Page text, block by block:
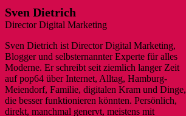
Sven Dietrich
Director Digital Marketing
Sven Dietrich ist Director Digital Marketing,
Blogger und selbsternannter Experte für alles
Moderne. Er schreibt seit ziemlich langer Zeit
auf pop64 über Internet, Alltag, Hamburg-
Meiendorf, Familie, digitalen Kram und Dinge,
die besser funktionieren könnten. Persönlich,
direkt, manchmal genervt, meistens mit